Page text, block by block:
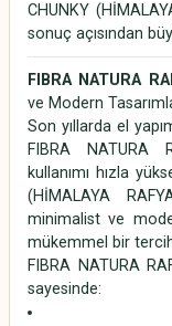
CHUNKY
sonuç açısından
FIBRA NATURA
ve Modern
Son yıllarda el
FIBRA NATURA
kullanımı hızla
(HİMALAYA
minimalist ve
mükemmel bir
FIBRA NATURA
sayesinde: